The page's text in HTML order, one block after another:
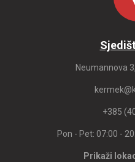
Neumannova
+385
Pon - Pet: 07:00 -
Prikaži